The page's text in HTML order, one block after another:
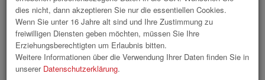
dies nicht, dann akzeptieren Sie nur die essentiellen Cookies.
Wenn Sie unter 16 Jahre alt sind und Ihre Zustimmung zu
freiwilligen Diensten geben möchten, müssen Sie Ihre
Erziehungsberechtigten um Erlaubnis bitten.
Weitere Informationen über die Verwendung Ihrer Daten finden Sie in
unserer Datenschutzerklärung.